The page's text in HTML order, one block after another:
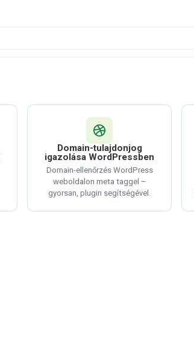
Domain-tulajdonjog
igazolása WordPressben
Domain-ellenőrzés WordPress
weboldalon meta taggel –
gyorsan, plugin segítségével.